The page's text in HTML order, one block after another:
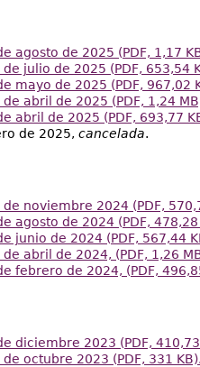
agosto de 2025 (PDF, 1,17
julio de 2025 (PDF, 653,54
mayo de 2025 (PDF, 967,02
abril de 2025 (PDF, 1,24
abril de 2025 (PDF, 693,77
de 2025, cancelada.
noviembre 2024 (PDF,
agosto de 2024 (PDF, 478,28
junio de 2024 (PDF, 567,44
abril de 2024, (PDF, 1,26
febrero de 2024, (PDF,
diciembre 2023 (PDF, 410,73
octubre 2023 (PDF, 331 KB).